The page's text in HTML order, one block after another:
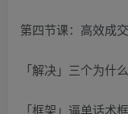
第四节课：高效成
「解决」三个为什
「框架」逼单话术